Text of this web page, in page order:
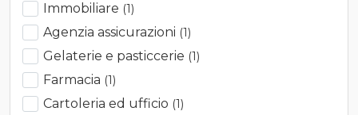
Immobiliare (1)
Agenzia assicurazioni (1)
Gelaterie e pasticcerie (1)
Farmacia (1)
Cartoleria ed ufficio (1)